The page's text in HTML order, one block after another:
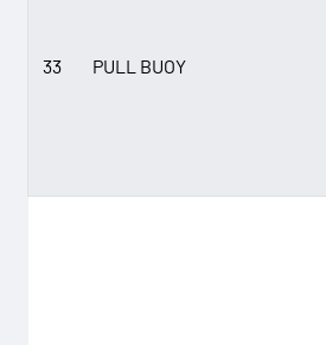
33 PULL BUOY